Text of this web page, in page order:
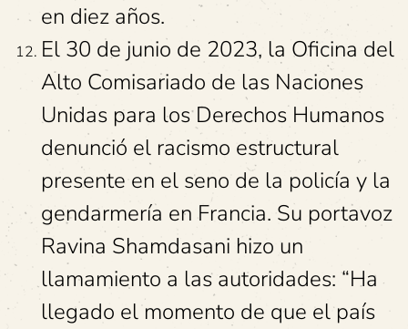
en diez años.
El 30 de junio de 2023, la Oficina del
Alto Comisariado de las Naciones
Unidas para los Derechos Humanos
denunció el racismo estructural
presente en el seno de la policía y la
gendarmería en Francia. Su portavoz
Ravina Shamdasani hizo un
llamamiento a las autoridades: “Ha
llegado el momento de que el país